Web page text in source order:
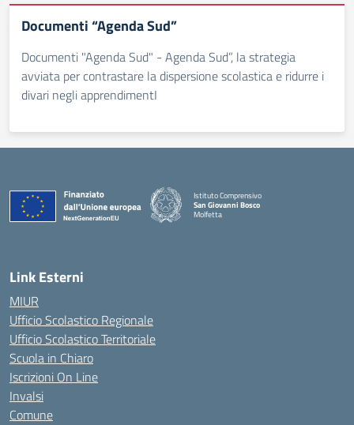
Documenti “Agenda Sud”
Documenti "Agenda Sud" - Agenda Sud”, la strategia
avviata per contrastare la dispersione scolastica e ridurre i
divari negli apprendimentI
Istituto Comprensivo
San Giovanni Bosco
Molfetta
Link Esterni
MIUR
Ufficio Scolastico Regionale
Ufficio Scolastico Territoriale
Scuola in Chiaro
Iscrizioni On Line
Invalsi
Comune